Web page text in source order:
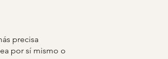
precisa
por sí mismo o